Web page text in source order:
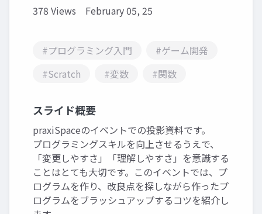
378 Views February 05, 25
#プログラミング入門
#ゲーム開発
#Scratch
#変数 #関数
スライド概要
praxiSpaceのイベントでの投影資料です。
プログラミングスキルを向上させるうえで、
「変更しやすさ」「理解しやすさ」を意識する
ことはとても大切です。このイベントでは、プ
ログラムを作り、改良点を探しながら作ったプ
ログラムをブラッシュアップするコツを紹介し